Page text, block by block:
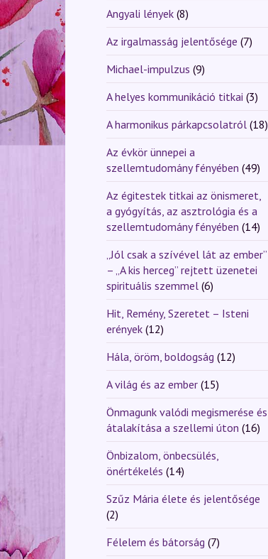
Angyali lények (8)
Az irgalmasság jelentősége (7)
Michael-impulzus (9)
A helyes kommunikáció titkai (3)
A harmonikus párkapcsolatról (18)
Az évkör ünnepei a
szellemtudomány fényében (49)
Az égitestek titkai az önismeret,
a gyógyítás, az asztrológia és a
szellemtudomány fényében (14)
„Jól csak a szívével lát az ember”
– „A kis herceg” rejtett üzenetei
spirituális szemmel (6)
Hit, Remény, Szeretet – Isteni
erények (12)
Hála, öröm, boldogság (12)
A világ és az ember (15)
Önmagunk valódi megismerése és
átalakítása a szellemi úton (16)
Önbizalom, önbecsülés,
önértékelés (14)
Szűz Mária élete és jelentősége
(2)
Félelem és bátorság (7)